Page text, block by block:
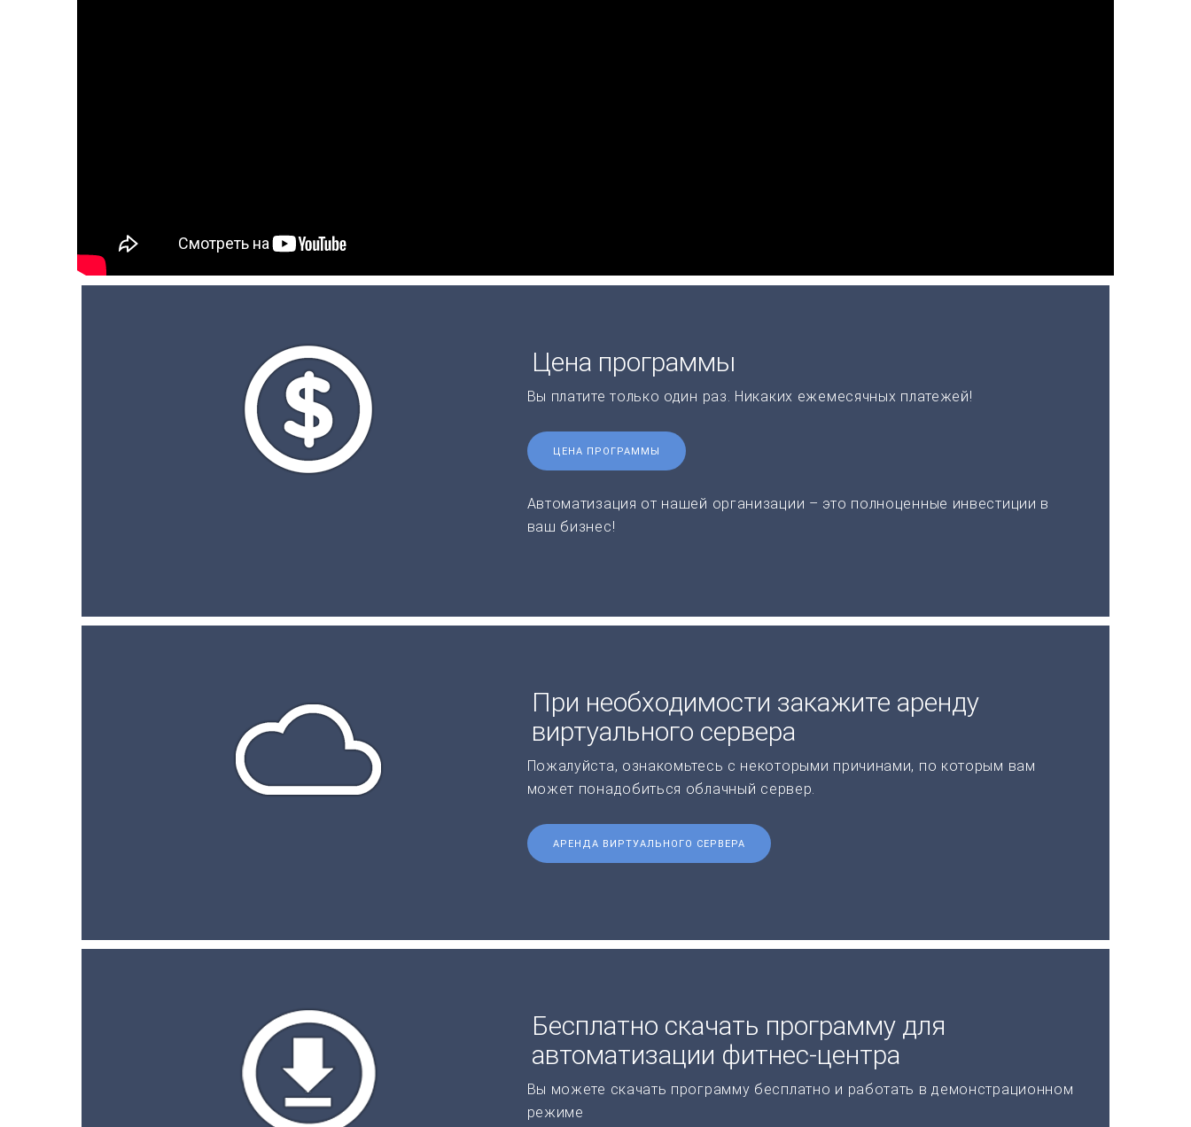
Цена программы
Вы платите только один раз. Никаких ежемесячных платежей!
ЦЕНА ПРОГРАММЫ
Автоматизация от нашей организации – это полноценные инвестиции в
ваш бизнес!
При необходимости закажите аренду
виртуального сервера
Пожалуйста, ознакомьтесь с некоторыми причинами, по которым вам
может понадобиться облачный сервер.
АРЕНДА ВИРТУАЛЬНОГО СЕРВЕРА
Бесплатно скачать программу для
автоматизации фитнес-центра
Вы можете скачать программу бесплатно и работать в демонстрационном
режиме